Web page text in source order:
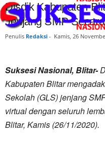
Disdik Kabupaten
Jenjang SMP
Penulis Redaksi - Kamis, 26
Suksesi Nasional, Blitar-
Kabupaten Blitar
Sekolah (GLS) jenjang
virtual dengan seluruh
Blitar, Kamis (26/11/2020).